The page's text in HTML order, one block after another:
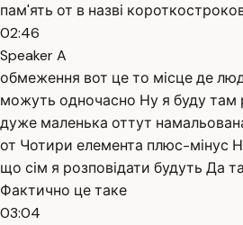
пам'ять от в назві
02:46
Speaker A
обмеження вот це то місце де
можуть одночасно Ну я буду там
дуже маленька оттут
от Чотири елемента плюс-мінус
що сім я розповідати будуть Да
Фактично це таке
03:04